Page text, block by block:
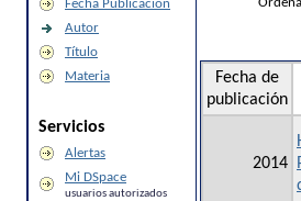
Fecha Publicación
Autor
Título
Materia
Servicios
Alertas
Mi DSpace
usuarios autorizados
Fecha de
publicación
2014